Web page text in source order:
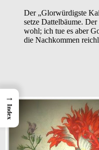
Der „Glorwürdigste
setze Dattelbäume.
wohl; ich tue es aber
die Nachkommen
→
Index